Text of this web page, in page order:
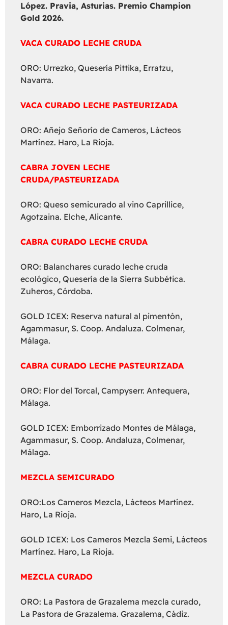
López. Pravia, Asturias. Premio Champion
Gold 2026.
VACA CURADO LECHE CRUDA
ORO: Urrezko, Quesería Pittika, Erratzu,
Navarra.
VACA CURADO LECHE PASTEURIZADA
ORO: Añejo Señorío de Cameros, Lácteos
Martínez. Haro, La Rioja.
CABRA JOVEN LECHE
CRUDA/PASTEURIZADA
ORO: Queso semicurado al vino Caprillice,
Agotzaina. Elche, Alicante.
CABRA CURADO LECHE CRUDA
ORO: Balanchares curado leche cruda
ecológico, Quesería de la Sierra Subbética.
Zuheros, Córdoba.
GOLD ICEX: Reserva natural al pimentón,
Agammasur, S. Coop. Andaluza. Colmenar,
Málaga.
CABRA CURADO LECHE PASTEURIZADA
ORO: Flor del Torcal, Campyserr. Antequera,
Málaga.
GOLD ICEX: Emborrizado Montes de Málaga,
Agammasur, S. Coop. Andaluza, Colmenar,
Málaga.
MEZCLA SEMICURADO
ORO:Los Cameros Mezcla, Lácteos Martínez.
Haro, La Rioja.
GOLD ICEX: Los Cameros Mezcla Semi, Lácteos
Martínez. Haro, La Rioja.
MEZCLA CURADO
ORO: La Pastora de Grazalema mezcla curado,
La Pastora de Grazalema. Grazalema, Cádiz.